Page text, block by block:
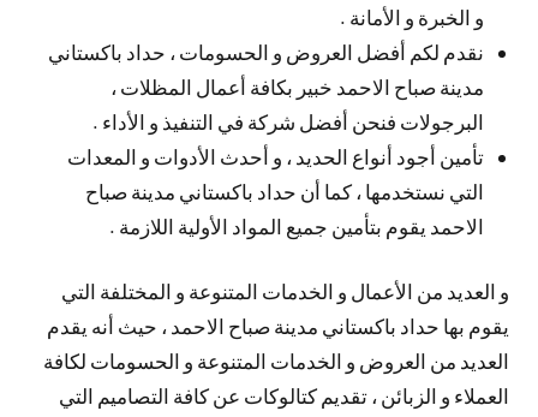
و الخبرة و الأمانة .
نقدم لكم أفضل العروض و الحسومات ، حداد باكستاني
مدينة صباح الاحمد خبير بكافة أعمال المظلات ،
البرجولات فنحن أفضل شركة في التنفيذ و الأداء .
تأمين أجود أنواع الحديد ، و أحدث الأدوات و المعدات
التي نستخدمها ، كما أن حداد باكستاني مدينة صباح
الاحمد يقوم بتأمين جميع المواد الأولية اللازمة .
و العديد من الأعمال و الخدمات المتنوعة و المختلفة التي
يقوم بها حداد باكستاني مدينة صباح الاحمد ، حيث أنه يقدم
العديد من العروض و الخدمات المتنوعة و الحسومات لكافة
العملاء و الزبائن ، تقديم كتالوكات عن كافة التصاميم التي